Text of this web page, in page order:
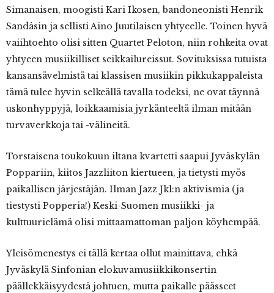
Simanaisen, moogisti Kari Ikosen, bandoneonisti Henrik
Sandåsin ja sellisti Aino Juutilaisen yhtyeelle. Toinen hyvä
vaiihtoehto olisi sitten Quartet Peloton, niin rohkeita ovat
yhtyeen musiikilliset seikkailureissut. Sovituksissa tutuista
kansansävelmistä tai klassisen musiikin pikkukappaleista
tämä tulee hyvin selkeällä tavalla todeksi, ne ovat täynnä
uskonhyppyjä, loikkaamisia jyrkänteeltä ilman mitään
turvaverkkoja tai -välineitä.
Torstaisena toukokuun iltana kvartetti saapui Jyväskylän
Poppariin, kiitos Jazzliiton kiertueen, ja tietysti myös
paikallisen järjestäjän. Ilman Jazz Jkl:n aktivismia (ja
tiestysti Popperia!) Keski-Suomen musiikki- ja
kulttuurielämä olisi mittaamattoman paljon köyhempää.
Yleisömenestys ei tällä kertaa ollut mainittava, ehkä
Jyväskylä Sinfonian elokuvamusiikkikonsertin
päällekkäisyydestä johtuen, mutta paikalle päässeet